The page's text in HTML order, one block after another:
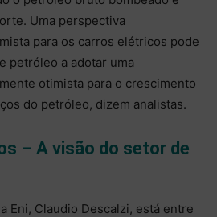
Uma perspectiva
para os carros elétricos pode
petróleo a adotar uma
otimista para o crescimento
do petróleo, dizem analistas.
– A visão do setor de
Eni, Claudio Descalzi, está entre